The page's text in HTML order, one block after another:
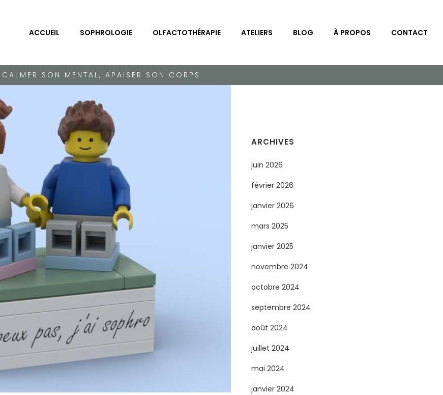
ACCUEIL SOPHROLOGIE OLFACTOTHÉRAPIE ATELIERS BLOG À PROPOS CONTACT
CALMER SON MENTAL, APAISER SON CORPS
ARCHIVES
juin 2026
février 2026
janvier 2026
mars 2025
janvier 2025
novembre 2024
octobre 2024
septembre 2024
août 2024
juillet 2024
mai 2024
janvier 2024